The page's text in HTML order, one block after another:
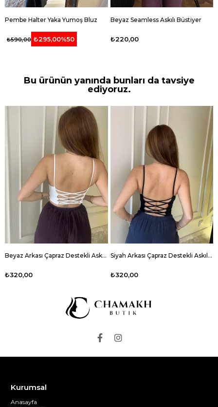
Pembe Halter Yaka Yumoş Bluz
₺295,00%50
₺590,00
Beyaz Seamless Askılı Büstiyer
₺220,00
Bu ürünün yanında bunları da tavsiye
ediyoruz.
Beyaz Arkası Çapraz Destekli Askılı Bluz
₺320,00
Siyah Arkası Çapraz Destekli Askılı Bluz
₺320,00
Kurumsal
Anasayfa